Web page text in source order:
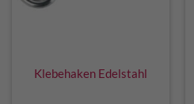
Klebehaken Edelstahl